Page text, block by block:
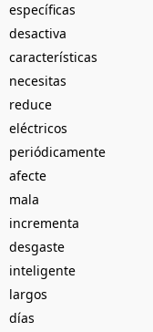
específicas
desactiva
características
necesitas
reduce
eléctricos
periódicamente
afecte
mala
incrementa
desgaste
inteligente
largos
días